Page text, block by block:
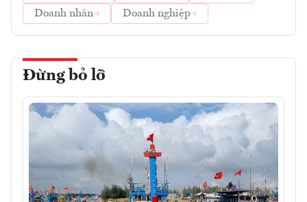
Doanh nhân
Doanh nghiệp
Đừng bỏ lỡ